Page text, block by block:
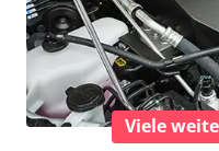
Viele